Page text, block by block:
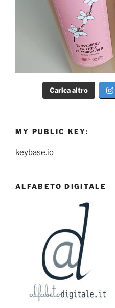
Carica altro
MY PUBLIC KEY:
keybase.io
ALFABETO DIGITALE